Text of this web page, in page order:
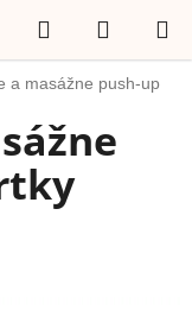
Hľadať
KOŠÍK
a masážne push-up